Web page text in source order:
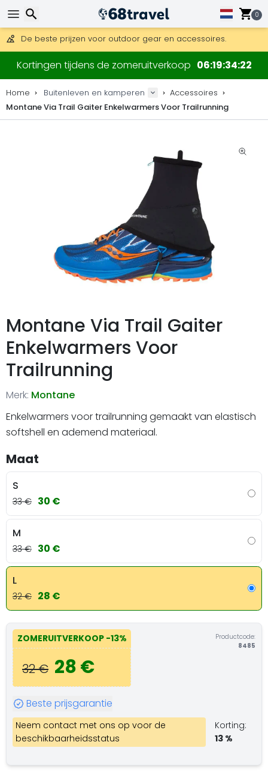
0
DHL Express is ook beschikbaar.
30 dagen retour, 90 dagen voor houten kaarten en
De beste prijzen voor outdoor gear en accessoires.
Kortingen tijdens de zomeruitverkoop 06193422
Home Buitenleven en kamperen
Accessoires
Montane Via Trail Gaiter Enkelwarmers Voor Trailrunning
Montane Via Trail Gaiter
Enkelwarmers Voor
Trailrunning
Merk: Montane
Enkelwarmers voor trailrunning gemaakt van elastisch
softshell en ademend materiaal.
Maat
S
33 € 30 €
M
33 € 30 €
L
32 € 28 €
ZOMERUITVERKOOP -13%
32 € 28 €
Productcode:
8485
Beste prijsgarantie
Neem contact met ons op voor de
beschikbaarheidsstatus
Korting:
13 %
Zoeken